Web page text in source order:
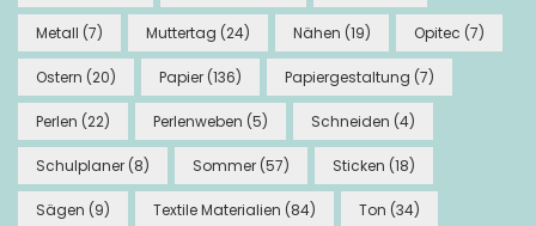
Metall (7) Muttertag (24) Nähen (19) Opitec (7)
Ostern (20) Papier (136) Papiergestaltung (7)
Perlen (22) Perlenweben (5) Schneiden (4)
Schulplaner (8) Sommer (57) Sticken (18)
Sägen (9) Textile Materialien (84) Ton (34)